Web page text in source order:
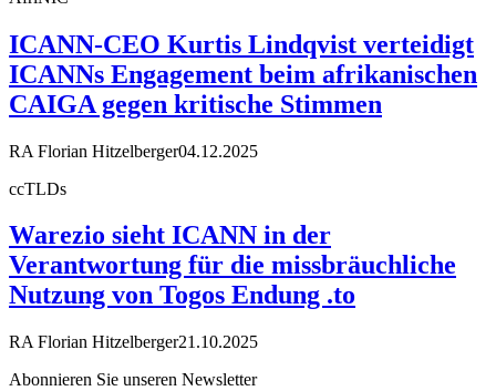
ICANN-CEO Kurtis Lindqvist verteidigt
ICANNs Engagement beim afrikanischen
CAIGA gegen kritische Stimmen
RA Florian Hitzelberger04.12.2025
ccTLDs
Warezio sieht ICANN in der
Verantwortung für die missbräuchliche
Nutzung von Togos Endung .to
RA Florian Hitzelberger21.10.2025
Abonnieren Sie unseren Newsletter